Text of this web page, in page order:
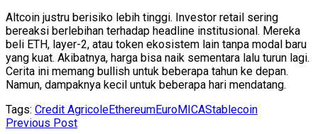
Altcoin justru berisiko lebih tinggi. Investor retail sering
bereaksi berlebihan terhadap headline institusional. Mereka
beli ETH, layer-2, atau token ekosistem lain tanpa modal baru
yang kuat. Akibatnya, harga bisa naik sementara lalu turun lagi.
Cerita ini memang bullish untuk beberapa tahun ke depan.
Namun, dampaknya kecil untuk beberapa hari mendatang.
Tags: Credit AgricoleEthereumEuroMICAStablecoin
Previous Post